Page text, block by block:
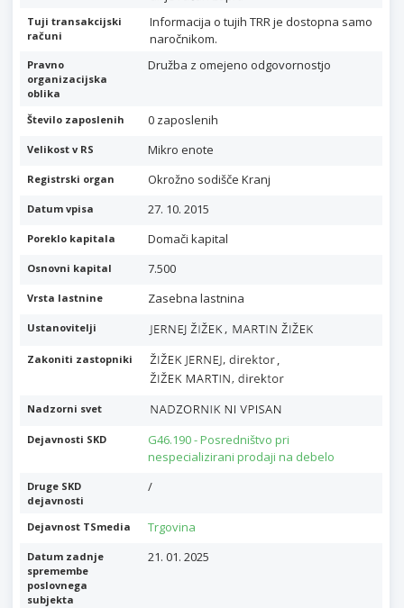
Tuji transakcijski
računi
Informacija o tujih TRR je dostopna samo
naročnikom.
Pravno
organizacijska
oblika
Družba z omejeno odgovornostjo
Število zaposlenih 0 zaposlenih
Velikost v RS Mikro enote
Registrski organ Okrožno sodišče Kranj
Datum vpisa 27. 10. 2015
Poreklo kapitala Domači kapital
Osnovni kapital 7.500
Vrsta lastnine Zasebna lastnina
Ustanovitelji ,
Zakoniti zastopniki
Nadzorni svet
Dejavnosti SKD
G46.190 - Posredništvo pri
nespecializirani prodaji na debelo
Druge SKD
dejavnosti
/
Dejavnost TSmedia Trgovina
Datum zadnje
spremembe
poslovnega
subjekta
21. 01. 2025